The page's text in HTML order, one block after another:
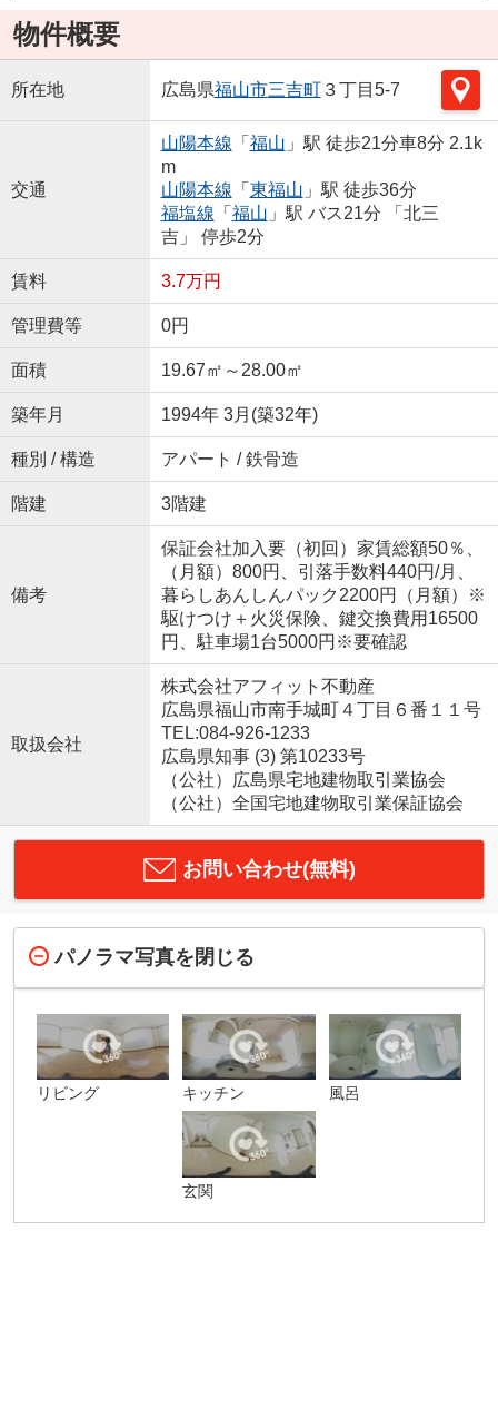
物件概要
所在地 広島県福山市三吉町３丁目5-7
交通
山陽本線 「 福山 」駅 徒歩21分車8分 2.1k
m
山陽本線 「 東福山 」駅 徒歩36分
福塩線 「 福山 」駅 バス21分 「北三
吉」 停歩2分
賃料 3.7万円
管理費等 0円
面積 19.67㎡～28.00㎡
築年月 1994年 3月(築32年)
種別 / 構造 アパート / 鉄骨造
階建 3階建
備考
保証会社加入要（初回）家賃総額50％、
（月額）800円、引落手数料440円/月、
暮らしあんしんパック2200円（月額）※
駆けつけ＋火災保険、鍵交換費用16500
円、駐車場1台5000円※要確認
取扱会社
株式会社アフィット不動産
広島県福山市南手城町４丁目６番１１号
TEL:084-926-1233
広島県知事 (3) 第10233号
（公社）広島県宅地建物取引業協会
（公社）全国宅地建物取引業保証協会
お問い合わせ(無料)
パノラマ写真を閉じる
リビング キッチン 風呂
玄関